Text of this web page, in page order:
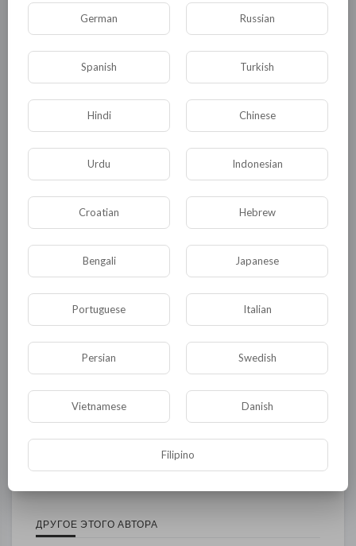
Комментариев нет
КАТЕГОРИИ
Общая Политика В мире
Общество Происшествия События
Спорт Комедия Развлечение
Новости и политика Криминал Культура
Флора и фауна ЖКХ История
Медицина Наука и образование
Религия Экономика Экология
ДРУГОЕ ЭТОГО АВТОРА
German Russian
Spanish Turkish
Hindi Chinese
Urdu Indonesian
Croatian Hebrew
Bengali Japanese
Portuguese Italian
Persian Swedish
Vietnamese Danish
Filipino